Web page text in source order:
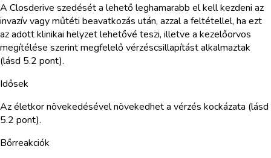
A Closderive szedését a lehető leghamarabb el kell kezdeni az
invazív vagy műtéti beavatkozás után, azzal a feltétellel, ha ezt
az adott klinikai helyzet lehetővé teszi, illetve a kezelőorvos
megítélése szerint megfelelő vérzéscsillapítást alkalmaztak
(lásd 5.2 pont).
Idősek
Az életkor növekedésével növekedhet a vérzés kockázata (lásd
5.2 pont).
Bőrreakciók